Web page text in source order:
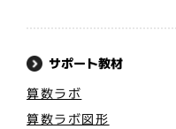
サポート教材
算数ラボ
算数ラボ図形